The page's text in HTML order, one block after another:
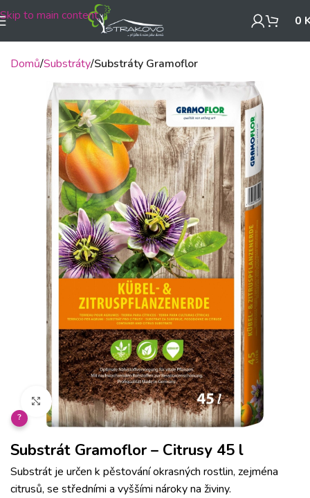
Skip to main content 0
Domů Substráty Substráty Gramoflor
Klikněte pro zvětšení
?
Substrát Gramoflor – Citrusy 45 l
Substrát je určen k pěstování okrasných rostlin, zejména
citrusů, se středními a vyššími nároky na živiny.